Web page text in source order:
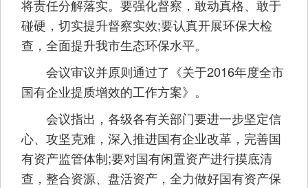
将责任分解落实。要强化督察，敢动真格、敢于
碰硬，切实提升督察实效;要认真开展环保大检
查，全面提升我市生态环保水平。
会议审议并原则通过了《关于2016年度全市
国有企业提质增效的工作方案》。
会议指出，各级各有关部门要进一步坚定信
心、攻坚克难，深入推进国有企业改革，完善国
有资产监管体制;要对国有闲置资产进行摸底清
查，整合资源、盘活资产，全力做好国有资产保